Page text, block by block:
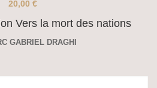
Vers la mort des nations
20,00 €
GABRIEL DRAGHI